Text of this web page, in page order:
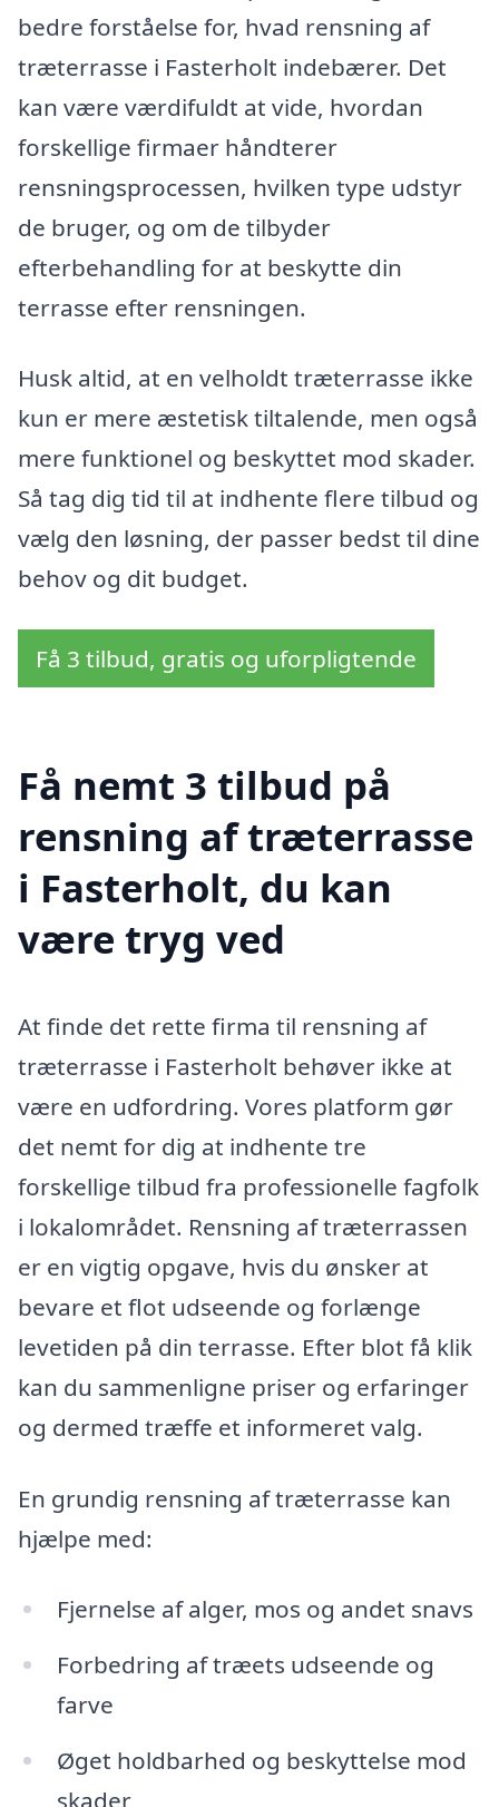
bedre forståelse for, hvad rensning af
træterrasse i Fasterholt indebærer. Det
kan være værdifuldt at vide, hvordan
forskellige firmaer håndterer
rensningsprocessen, hvilken type udstyr
de bruger, og om de tilbyder
efterbehandling for at beskytte din
terrasse efter rensningen.
Husk altid, at en velholdt træterrasse ikke
kun er mere æstetisk tiltalende, men også
mere funktionel og beskyttet mod skader.
Så tag dig tid til at indhente flere tilbud og
vælg den løsning, der passer bedst til dine
behov og dit budget.
Få 3 tilbud, gratis og uforpligtende
Få nemt 3 tilbud på
rensning af træterrasse
i Fasterholt, du kan
være tryg ved
At finde det rette firma til rensning af
træterrasse i Fasterholt behøver ikke at
være en udfordring. Vores platform gør
det nemt for dig at indhente tre
forskellige tilbud fra professionelle fagfolk
i lokalområdet. Rensning af træterrassen
er en vigtig opgave, hvis du ønsker at
bevare et flot udseende og forlænge
levetiden på din terrasse. Efter blot få klik
kan du sammenligne priser og erfaringer
og dermed træffe et informeret valg.
En grundig rensning af træterrasse kan
hjælpe med:
Fjernelse af alger, mos og andet snavs
Forbedring af træets udseende og
farve
Øget holdbarhed og beskyttelse mod
skader